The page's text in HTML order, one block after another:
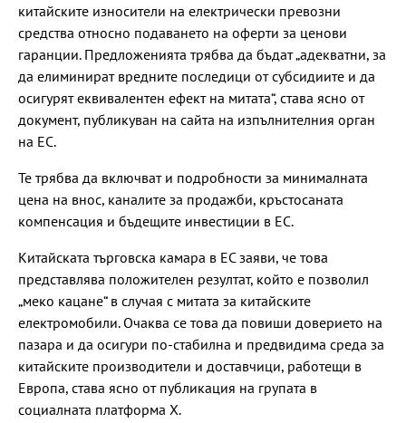
китайските износители на електрически превозни
средства относно подаването на оферти за ценови
гаранции. Предложенията трябва да бъдат „адекватни, за
да елиминират вредните последици от субсидиите и да
осигурят еквивалентен ефект на митата“, става ясно от
документ, публикуван на сайта на изпълнителния орган
на ЕС.
Те трябва да включват и подробности за минималната
цена на внос, каналите за продажби, кръстосаната
компенсация и бъдещите инвестиции в ЕС.
Китайската търговска камара в ЕС заяви, че това
представлява положителен резултат, който е позволил
„меко кацане“ в случая с митата за китайските
електромобили. Очаква се това да повиши доверието на
пазара и да осигури по-стабилна и предвидима среда за
китайските производители и доставчици, работещи в
Европа, става ясно от публикация на групата в
социалната платформа X.